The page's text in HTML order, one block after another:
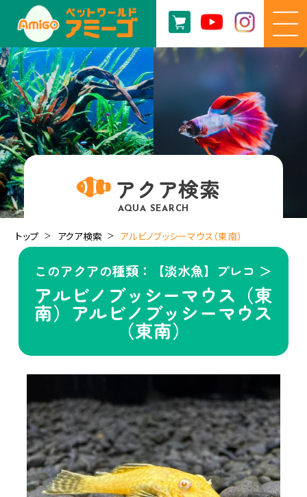
アクア検索
AQUA SEARCH
トップ アクア検索 アルビノブッシーマウス（東南）
このアクアの種類：【淡水魚】プレコ ＞
アルビノブッシーマウス（東
南）アルビノブッシーマウス
（東南）